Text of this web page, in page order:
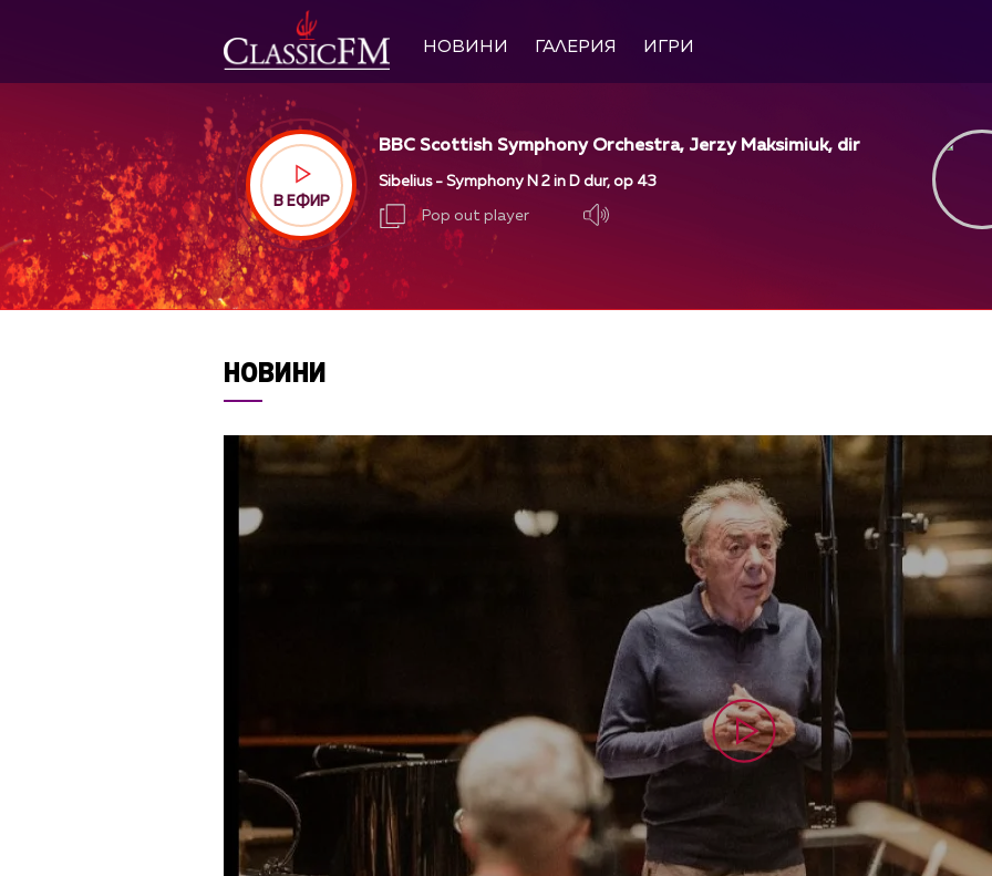
НОВИНИ ГАЛЕРИЯ ИГРИ
В ЕФИР
BBC Scottish Symphony Orchestra, Jerzy Maksimiuk, dir
Sibelius - Symphony N 2 in D dur, op 43
Pop out player
НОВИНИ